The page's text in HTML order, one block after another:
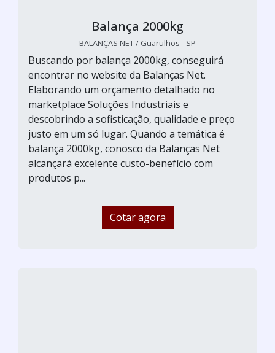
Balança 2000kg
BALANÇAS NET / Guarulhos - SP
Buscando por balança 2000kg, conseguirá
encontrar no website da Balanças Net.
Elaborando um orçamento detalhado no
marketplace Soluções Industriais e
descobrindo a sofisticação, qualidade e preço
justo em um só lugar. Quando a temática é
balança 2000kg, conosco da Balanças Net
alcançará excelente custo-benefício com
produtos p...
Cotar agora